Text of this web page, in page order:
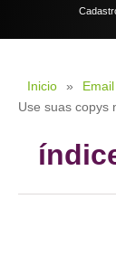
Inicio »
Use suas copys